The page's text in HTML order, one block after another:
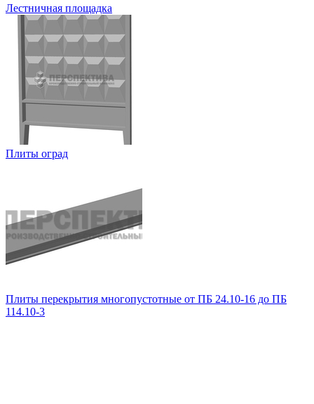
Лестничная площадка
Плиты оград
Плиты перекрытия многопустотные от ПБ 24.10-16 до ПБ
114.10-3